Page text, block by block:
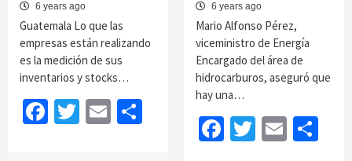
6 years ago
Guatemala Lo que las
empresas están realizando
es la medición de sus
inventarios y stocks…
Facebook
Twitter
EmailShare
6 years ago
Mario Alfonso Pérez,
viceministro de Energía
Encargado del área de
hidrocarburos, aseguró que
hay una…
Facebook
Twitter
Email